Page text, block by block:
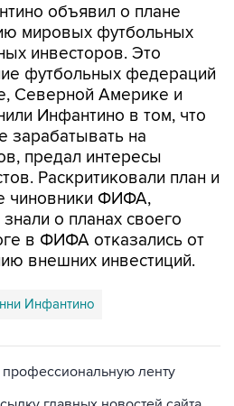
объявил о плане
мировых футбольных
инвесторов. Это
футбольных федераций
Северной Америке и
Инфантино в том, что
зарабатывать на
предал интересы
Раскритиковали план и
чиновники ФИФА,
о планах своего
в ФИФА отказались от
внешних инвестиций.
Инфантино
профессиональную ленту